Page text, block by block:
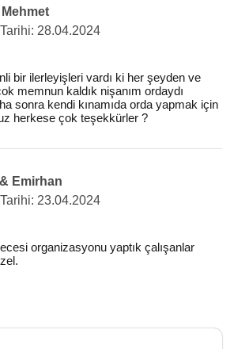
28.04.2024
bir ilerleyişleri vardı ki her şeyden ve
memnun kaldık nişanım ordaydı
sonra kendi kınamıda orda yapmak için
herkese çok teşekkürler ?
Emirhan
23.04.2024
organizasyonu yaptık çalışanlar